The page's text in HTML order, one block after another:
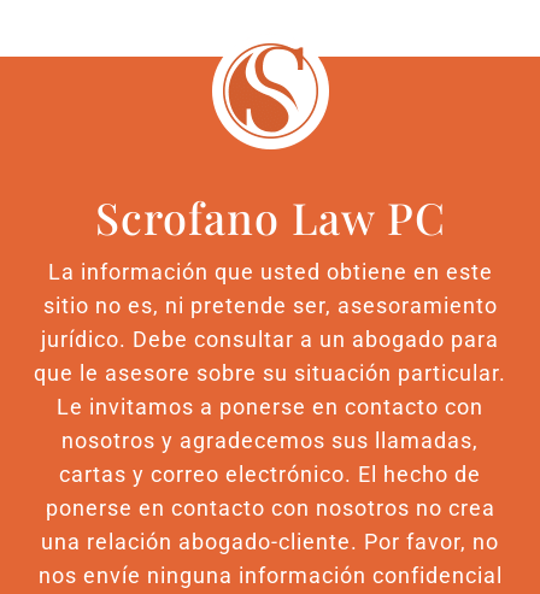
Scrofano Law PC
La información que usted obtiene en este
sitio no es, ni pretende ser, asesoramiento
jurídico. Debe consultar a un abogado para
que le asesore sobre su situación particular.
Le invitamos a ponerse en contacto con
nosotros y agradecemos sus llamadas,
cartas y correo electrónico. El hecho de
ponerse en contacto con nosotros no crea
una relación abogado-cliente. Por favor, no
nos envíe ninguna información confidencial